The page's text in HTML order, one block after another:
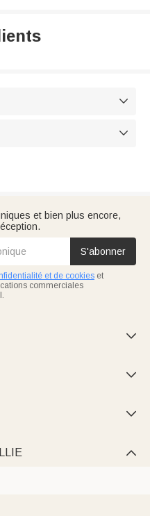


et bien plus encore,
S'abonner
et de cookies et
commerciales



